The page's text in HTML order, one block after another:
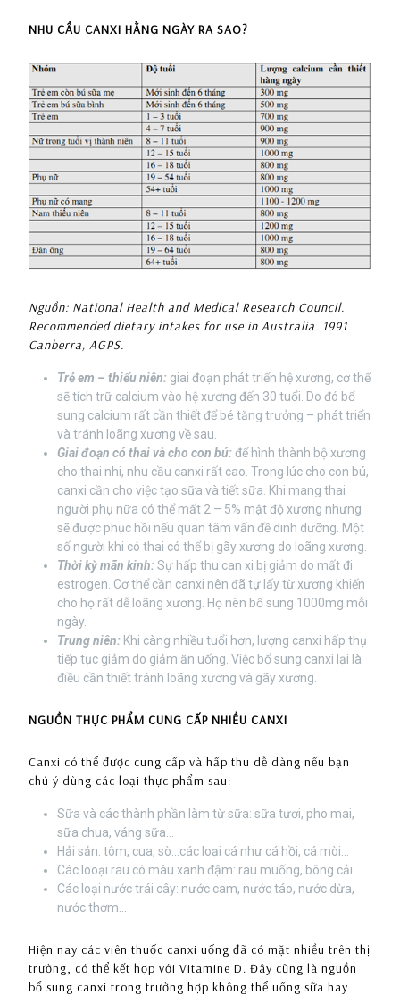
NHU CẦU CANXI HẰNG NGÀY RA SAO?
Nguồn: National Health and Medical Research Council.
Recommended dietary intakes for use in Australia. 1991
Canberra, AGPS.
Trẻ em – thiếu niên: giai đoạn phát triển hệ xương, cơ thể
sẽ tích trữ calcium vào hệ xương đến 30 tuổi. Do đó bổ
sung calcium rất cần thiết để bé tăng trưởng – phát triển
và tránh loãng xương về sau.
Giai đoạn có thai và cho con bú: để hình thành bộ xương
cho thai nhi, nhu cầu canxi rất cao. Trong lúc cho con bú,
canxi cần cho việc tạo sữa và tiết sữa. Khi mang thai
người phụ nữa có thể mất 2 – 5% mật độ xương nhưng
sẽ được phục hồi nếu quan tâm vấn đề dinh dưỡng. Một
số người khi có thai có thể bị gãy xương do loãng xương.
Thời kỳ mãn kinh: Sự hấp thu can xi bị giảm do mất đi
estrogen. Cơ thể cần canxi nên đã tự lấy từ xương khiến
cho họ rất dễ loãng xương. Họ nên bổ sung 1000mg mỗi
ngày.
Trung niên: Khi càng nhiều tuổi hơn, lượng canxi hấp thụ
tiếp tục giảm do giảm ăn uống. Việc bổ sung canxi lại là
điều cần thiết tránh loãng xương và gãy xương.
NGUỒN THỰC PHẨM CUNG CẤP NHIỀU CANXI
Canxi có thể được cung cấp và hấp thu dễ dàng nếu bạn
chú ý dùng các loại thực phẩm sau:
Sữa và các thành phần làm từ sữa: sữa tươi, pho mai,
sữa chua, váng sữa…
Hải sản: tôm, cua, sò…các loại cá như cá hồi, cá mòi…
Các looại rau có màu xanh đậm: rau muống, bông cải…
Các loại nước trái cây: nước cam, nước táo, nước dừa,
nước thơm…
Hiện nay các viên thuốc canxi uống đã có mặt nhiều trên thị
trường, có thể kết hợp với Vitamine D. Đây cũng là nguồn
bổ sung canxi trong trường hợp không thể uống sữa hay